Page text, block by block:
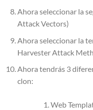
Ahora seleccionar la
Attack Vectors)
Ahora seleccionar la
Harvester Attack
Ahora tendrás 3
clon:
Web